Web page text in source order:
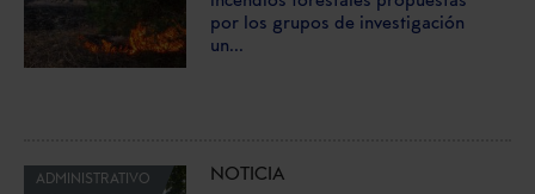
por los grupos de investigación
un...
ADMINISTRATIVO
NOTICIA